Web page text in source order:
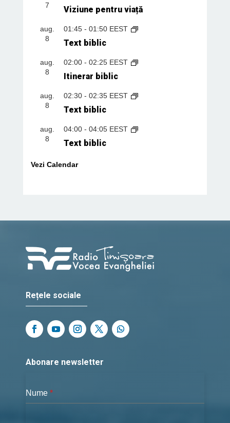
7
Viziune pentru viață
aug.
8
01:45- 01:50 EEST
Text biblic
aug.
8
02:00- 02:25 EEST
Itinerar biblic
aug.
8
02:30- 02:35 EEST
Text biblic
aug.
8
04:00- 04:05 EEST
Text biblic
Vezi Calendar
Rețele sociale
Abonare newsletter
Nume *